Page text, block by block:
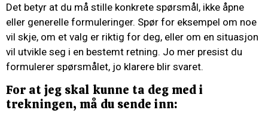
Det betyr at du må stille konkrete spørsmål, ikke åpne
eller generelle formuleringer. Spør for eksempel om noe
vil skje, om et valg er riktig for deg, eller om en situasjon
vil utvikle seg i en bestemt retning. Jo mer presist du
formulerer spørsmålet, jo klarere blir svaret.
For at jeg skal kunne ta deg med i
trekningen, må du sende inn: